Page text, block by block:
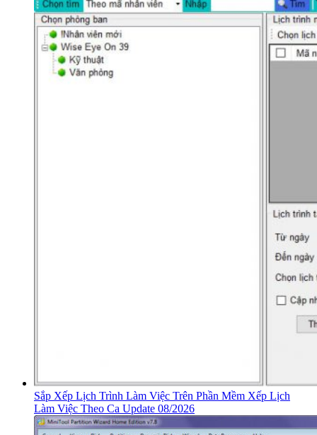
Sắp Xếp Lịch Trình Làm Việc Trên Phần Mềm Xếp Lịch
Làm Việc Theo Ca Update 08/2026